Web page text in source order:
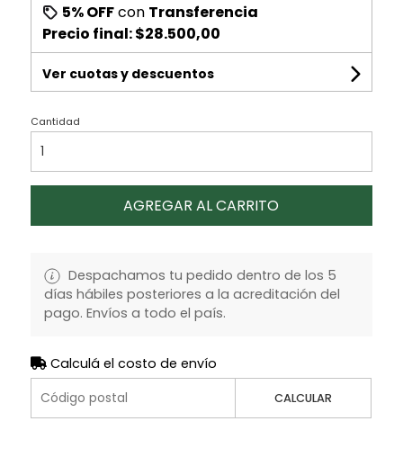
5% OFFcon Transferencia
Precio final:$28.500,00
Ver cuotas y descuentos
Cantidad
AGREGAR AL CARRITO
Despachamos tu pedido dentro de los 5
días hábiles posteriores a la acreditación del
pago. Envíos a todo el país.
Calculá el costo de envío
CALCULAR